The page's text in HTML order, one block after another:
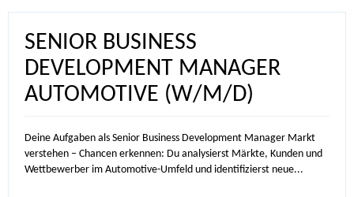
SENIOR BUSINESS
DEVELOPMENT MANAGER
AUTOMOTIVE (W/M/D)
Deine Aufgaben als Senior Business Development Manager Markt
verstehen – Chancen erkennen: Du analysierst Märkte, Kunden und
Wettbewerber im Automotive-Umfeld und identifizierst neue...